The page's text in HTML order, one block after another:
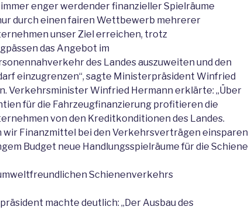
enger werdender finanzieller Spielräume
durch einen fairen Wettbewerb mehrerer
unser Ziel erreichen, trotz
das Angebot im
des Landes auszuweiten und den
einzugrenzen“, sagte Ministerpräsident Winfried
Verkehrsminister Winfried Hermann erklärte: „Über
für die Fahrzeugfinanzierung profitieren die
von den Kreditkonditionen des Landes.
wir Finanzmittel bei den Verkehrsverträgen einsparen
Budget neue Handlungsspielräume für die Schiene
Schienenverkehrs
machte deutlich: „Der Ausbau des